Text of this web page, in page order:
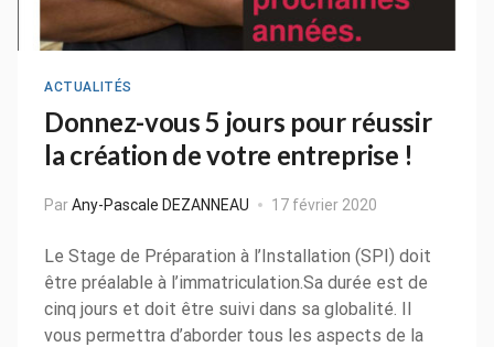
ACTUALITÉS
Donnez-vous 5 jours pour réussir
la création de votre entreprise !
ParAny-Pascale DEZANNEAU 17 février 2020
Le Stage de Préparation à l’Installation (SPI) doit
être préalable à l’immatriculation.Sa durée est de
cinq jours et doit être suivi dans sa globalité. Il
vous permettra d’aborder tous les aspects de la